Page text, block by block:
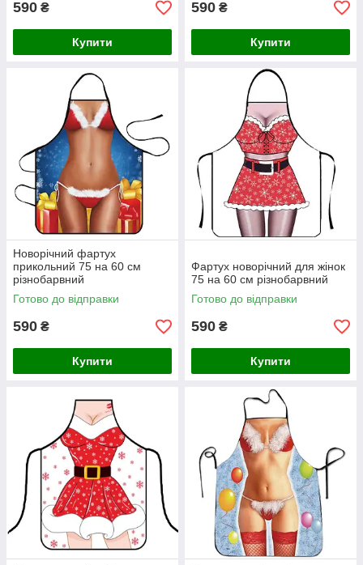
590 ₴
Купити
590 ₴
Купити
Новорічний фартух
прикольний 75 на 60 см
різнобарвний
Готово до відправки
590 ₴
Купити
Фартух новорічний для жінок
75 на 60 см різнобарвний
Готово до відправки
590 ₴
Купити